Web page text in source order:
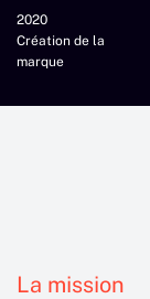
2020
Création de la
marque
La mission